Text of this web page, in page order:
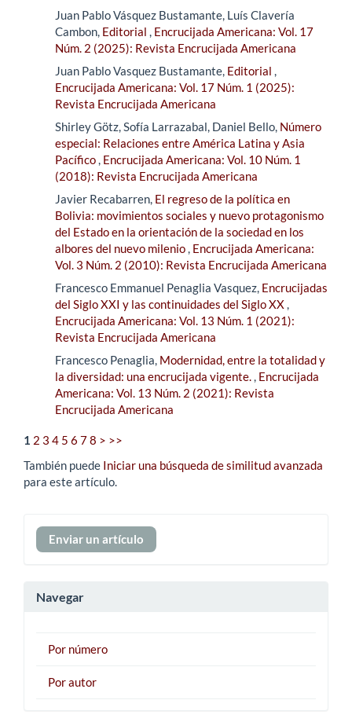
Juan Pablo Vásquez Bustamante, Luís Clavería
Cambon, Editorial , Encrucijada Americana: Vol. 17
Núm. 2 (2025): Revista Encrucijada Americana
Juan Pablo Vasquez Bustamante, Editorial ,
Encrucijada Americana: Vol. 17 Núm. 1 (2025):
Revista Encrucijada Americana
Shirley Götz, Sofía Larrazabal, Daniel Bello, Número
especial: Relaciones entre América Latina y Asia
Pacífico, Encrucijada Americana: Vol. 10 Núm. 1
(2018): Revista Encrucijada Americana
Javier Recabarren, El regreso de la política en
Bolivia: movimientos sociales y nuevo protagonismo
del Estado en la orientación de la sociedad en los
albores del nuevo milenio, Encrucijada Americana:
Vol. 3 Núm. 2 (2010): Revista Encrucijada Americana
Francesco Emmanuel Penaglia Vasquez, Encrucijadas
del Siglo XXI y las continuidades del Siglo XX,
Encrucijada Americana: Vol. 13 Núm. 1 (2021):
Revista Encrucijada Americana
Francesco Penaglia, Modernidad, entre la totalidad y
la diversidad: una encrucijada vigente., Encrucijada
Americana: Vol. 13 Núm. 2 (2021): Revista
Encrucijada Americana
1 2 3 4 5 6 78 > >>
También puede Iniciar una búsqueda de similitud avanzada
para este artículo.
Enviar
un
Enviar un artículo
Navegar
Por número
Por autor